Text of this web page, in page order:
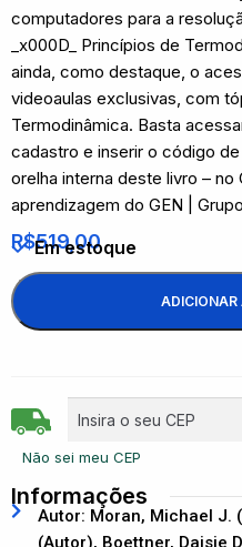
computadores para a
_x000D_ Princípios de
ainda, como destaque, o
videoaulas exclusivas, com
Termodinâmica. Basta
cadastro e inserir o código
orelha interna deste livro – no
aprendizagem do GEN |
R$519,00
Em estoque
ADICIONAR
Não sei meu CEP
Informações
Autor: Moran, Michael J.
(Autor), Boettner, Daisie